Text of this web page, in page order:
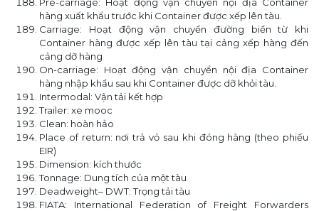
hàng xuất khẩu trước khi Container được xếp lên tàu.
Carriage: Hoạt động vận chuyển đường biển từ khi
Container hàng được xếp lên tàu tại cảng xếp hàng đến
cảng dỡ hàng
On-carriage: Hoạt động vận chuyển nội địa Container
hàng nhập khẩu sau khi Container được dỡ khỏi tàu.
Intermodal: Vận tải kết hợp
Trailer: xe mooc
Clean: hoàn hảo
Place of return: nơi trả vỏ sau khi đóng hàng (theo phiếu
EIR)
Dimension: kích thước
Tonnage: Dung tích của một tàu
Deadweight– DWT: Trọng tải tàu
FIATA: International Federation of Freight Forwarders